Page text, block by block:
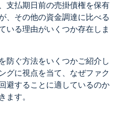
支払期日前の売掛債権を保有
、その他の資金調達に比べる
いる理由がいくつか存在しま
防ぐ方法をいくつかご紹介し
グに視点を当て、なぜファク
避することに適しているのか
ます。